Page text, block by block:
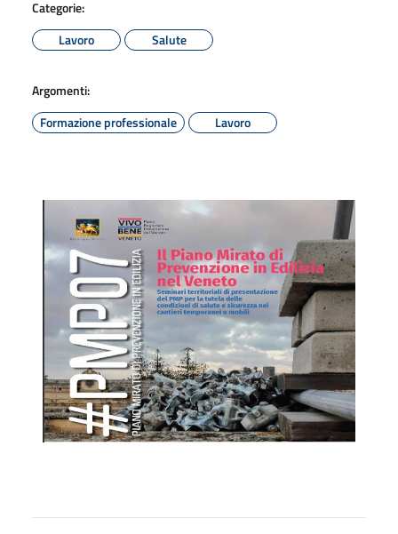
Categorie:
Lavoro
Salute
Argomenti:
Formazione professionale
Lavoro